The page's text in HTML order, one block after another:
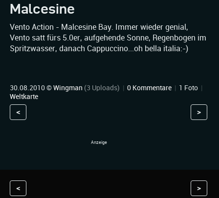
Malcesine
Vento Action - Malcesine Bay. Immer wieder genial,
Vento satt fürs 5.0er, aufgehende Sonne, Regenbogen im
Spritzwasser, danach Cappuccino...oh bella italia:-)
30.08.2010 ©Wingman (3 Uploads) | 0 Kommentare | 1 Foto |
Weltkarte
< >
< >